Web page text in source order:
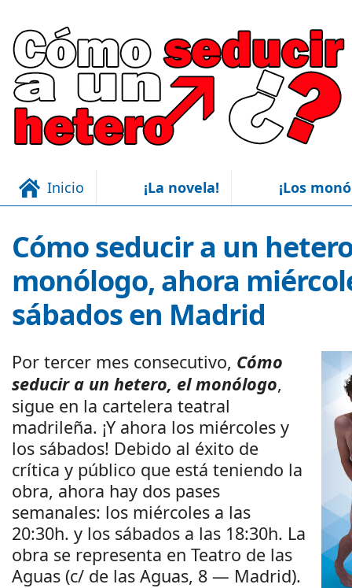
Inicio ¡La novela! ¡Los
Cómo seducir a un
monólogo, ahora
sábados en Madrid
Por tercer mes consecutivo, Cómo
seducir a un hetero, el monólogo,
sigue en la cartelera teatral
madrileña. ¡Y ahora los miércoles y
los sábados! Debido al éxito de
crítica y público que está teniendo la
obra, ahora hay dos pases
semanales: los miércoles a las
20:30h. y los sábados a las 18:30h. La
obra se representa en Teatro de las
Aguas (c/ de las Aguas, 8 — Madrid).